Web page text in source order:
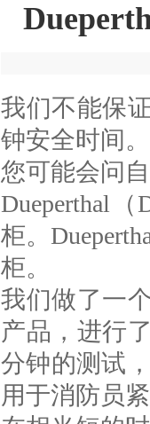
我们不能保
钟安全时间。
您可能会问
Dueperthal （
柜。
柜。
我们做了一
产品，进行
分钟的测试
用于消防员